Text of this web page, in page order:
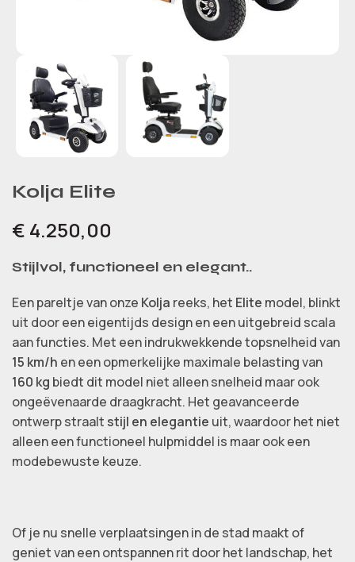
Kolja Elite
€ 4.250,00
Stijlvol, functioneel en elegant..
Een pareltje van onze Kolja reeks, het Elite model, blinkt
uit door een eigentijds design en een uitgebreid scala
aan functies. Met een indrukwekkende topsnelheid van
15 km/h en een opmerkelijke maximale belasting van
160 kg biedt dit model niet alleen snelheid maar ook
ongeëvenaarde draagkracht. Het geavanceerde
ontwerp straalt stijl en elegantie uit, waardoor het niet
alleen een functioneel hulpmiddel is maar ook een
modebewuste keuze.
Of je nu snelle verplaatsingen in de stad maakt of
geniet van een ontspannen rit door het landschap, het